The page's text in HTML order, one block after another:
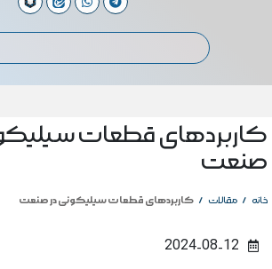
کاربردهای قطعات
صنعت
خانه / مقالات / کاربردهای قطعات سیلیکونی در صنعت
2024-08-12